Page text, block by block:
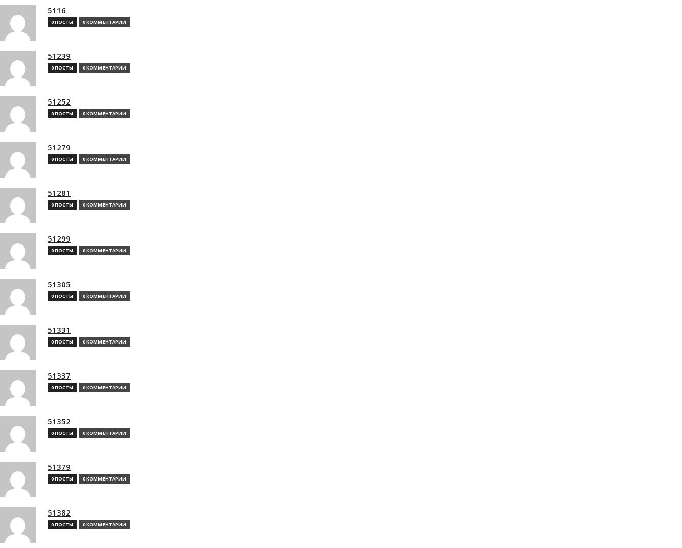
5116
0 ПОСТЫ 0 КОММЕНТАРИИ
51239
0 ПОСТЫ 0 КОММЕНТАРИИ
51252
0 ПОСТЫ 0 КОММЕНТАРИИ
51279
0 ПОСТЫ 0 КОММЕНТАРИИ
51281
0 ПОСТЫ 0 КОММЕНТАРИИ
51299
0 ПОСТЫ 0 КОММЕНТАРИИ
51305
0 ПОСТЫ 0 КОММЕНТАРИИ
51331
0 ПОСТЫ 0 КОММЕНТАРИИ
51337
0 ПОСТЫ 0 КОММЕНТАРИИ
51352
0 ПОСТЫ 0 КОММЕНТАРИИ
51379
0 ПОСТЫ 0 КОММЕНТАРИИ
51382
0 ПОСТЫ 0 КОММЕНТАРИИ